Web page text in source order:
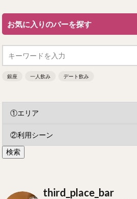
お気に入りのバーを探す
銀座 一人飲み デート飲み
third_place_bar